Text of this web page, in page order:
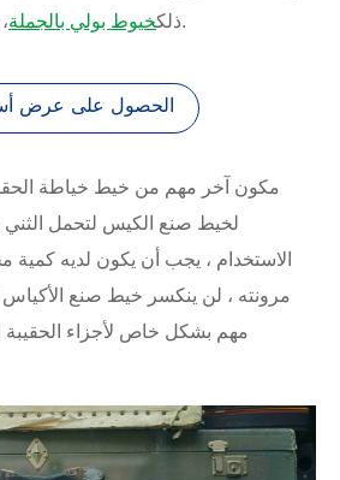
ذلكخيوط بولي بالجملة ، هو المغلفة أو المعالجة.
الحصول على عرض
مكون آخر مهم من خيط خياطة
لخيط صنع الكيس لتحمل الثني
الاستخدام ، يجب أن يكون لديه كمية
مرونته ، لن ينكسر خيط صنع
مهم بشكل خاص لأجزاء الحقيبة